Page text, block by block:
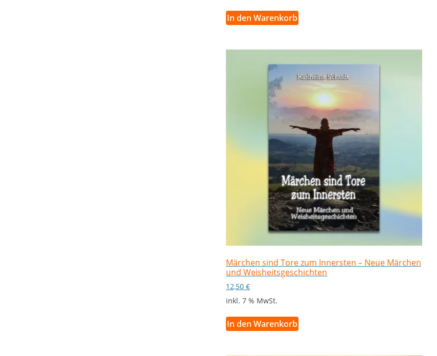
In den Warenkorb
Märchen sind Tore zum Innersten – Neue Märchen
und Weisheitsgeschichten
12,50 €
inkl. 7 % MwSt.
In den Warenkorb